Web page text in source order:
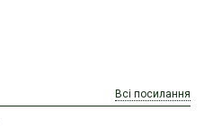
Всі посилання